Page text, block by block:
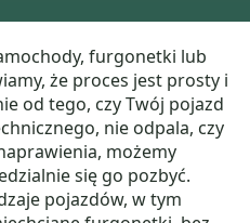
furgonetki lub
że proces jest prosty i
od tego, czy Twój pojazd
nie odpala, czy
możemy
się go pozbyć.
pojazdów, w tym